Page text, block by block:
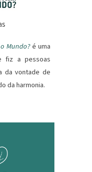
Mundo?é uma
fiz a pessoas
da vontade de
da harmonia.